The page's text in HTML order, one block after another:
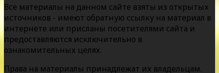
Все материалы на данном сайте взяты из открытых
источников - имеют обратную ссылку на материал в
интернете или присланы посетителями сайта и
предоставляются исключительно в
ознакомительных целях.
Права на материалы принадлежат их владельцам.